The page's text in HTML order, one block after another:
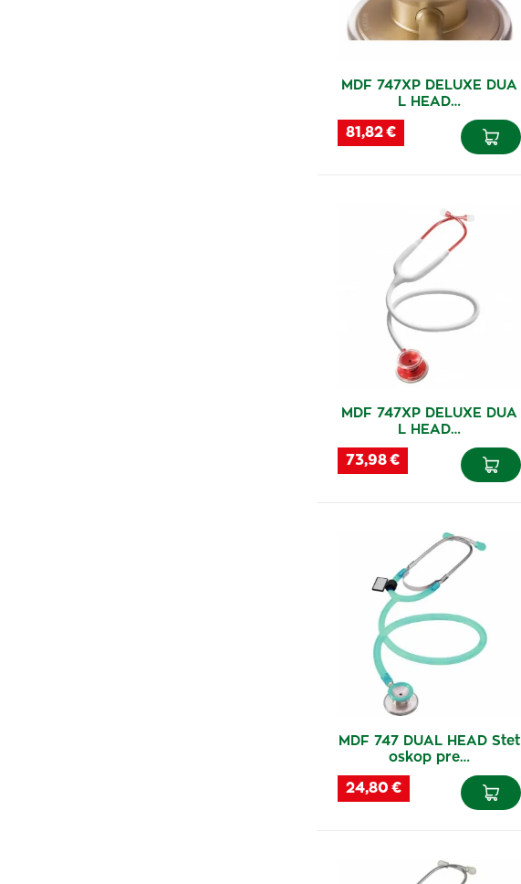
MDF 747XP DELUXE DUA
L HEAD…
81,82 €
MDF 747XP DELUXE DUA
L HEAD…
73,98 €
MDF 747 DUAL HEAD Stet
oskop pre…
24,80 €